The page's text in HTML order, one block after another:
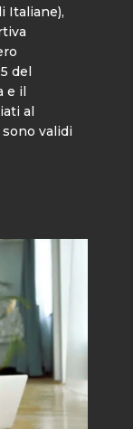
Italiane),
del
e il
al
validi